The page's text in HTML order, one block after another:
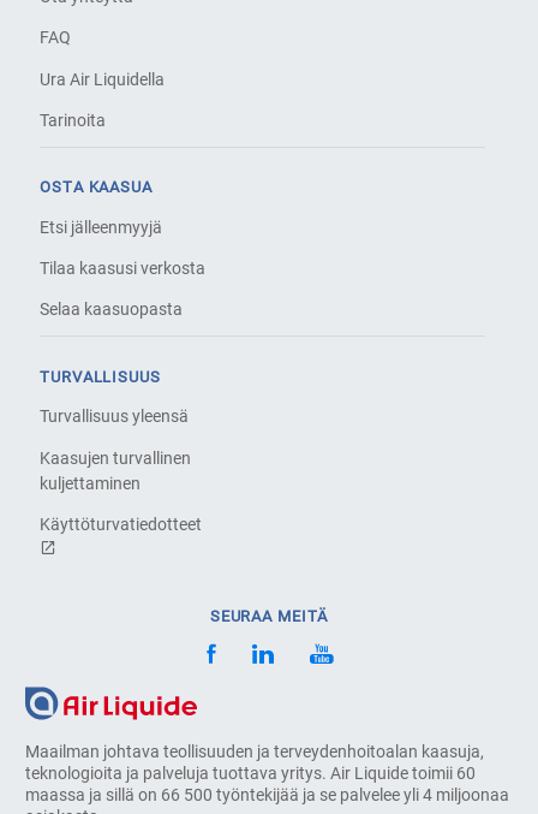
Maailman johtava teollisuuden ja terveydenhoitoalan kaasuja,
teknologioita ja palveluja tuottava yritys. Air Liquide toimii 60
maassa ja sillä on 66 500 työntekijää ja se palvelee yli 4 miljoonaa
FAQ
Ura Air Liquidella
Tarinoita
OSTA KAASUA
Etsi jälleenmyyjä
Tilaa kaasusi verkosta
Selaa kaasuopasta
TURVALLISUUS
Turvallisuus yleensä
Kaasujen turvallinen
kuljettaminen
Käyttöturvatiedotteet
SEURAA MEITÄ